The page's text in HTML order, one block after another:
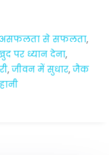
असफलता से सफलता,
पर ध्यान देना,
, जीवन में सुधार, जैक